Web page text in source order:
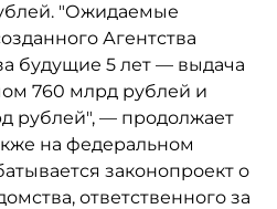
"Ожидаемые
Агентства
будущие 5 лет — выдача
760 млрд рублей и
рублей", — продолжает
на федеральном
законопроект о
ответственного за